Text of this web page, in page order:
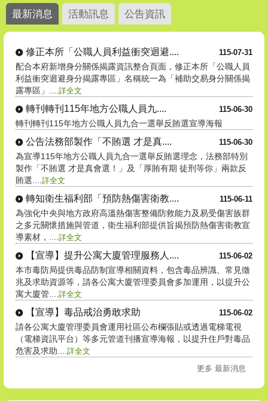
最新消息 活動訊息 公告資訊
115-07-31
修正本所「公職人員利益衝突迴避....
配合本府新增身分關係揭露資訊整合頁面，修正本所「公職人員
利益衝突迴避身分揭露專區」名稱統一為「補助交易身分關係揭
露專區」.... 詳全文
115-06-30
轉刊轉刊115年地方公職人員九....
轉刊轉刊115年地方公職人員九合一選舉反賄選宣導海報
115-06-30
公告法務部製作「不賄選 才是真....
為宣導115年地方公職人員九合一選舉反賄選理念，法務部特別
製作「不賄選 才是真會選！」及「厚賄有期 徒刑等你」兩款反
賄選.... 詳全文
115-06-11
轉知衛生福利部「預防熱傷害衛教....
為強化中央與地方政府高溫熱傷害整備防救能力及易受傷害族群
之多元關懷措施與管道，衛生福利部提供旨揭預防熱傷害衛教宣
導素材，.... 詳全文
115-06-02
【宣導】提升公寓大廈管理服務人....
本市毒防局提供毒品防制宣導相關資料，包含毒品辨識、常見徵
兆及求助資源等，請各公寓大廈管理委員會多加運用，以提升公
寓大廈管.... 詳全文
115-06-02
【宣導】毒品戒治勇敢求助
請各公寓大廈管理委員會運用社區公布欄張貼或透過電梯電視
（電梯資訊平台）等多元管道刊播宣導海報，以提升住戶對毒品
危害及求助.... 詳全文
更多 最新消息